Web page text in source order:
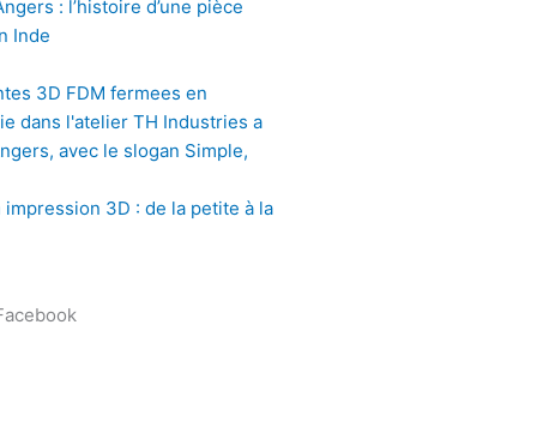
: l’histoire d’une pièce
Inde
3D : de la petite à la